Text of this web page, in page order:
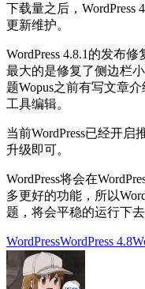
下载量之后，WordPress
更新维护。
WordPress 4.8.1的发布修
最大的是修复了侧边栏
题Wopus之前有写文章介
工具编辑。
当前WordPress已经开启
升级即可。
WordPress将会在
多更好的功能，所以
题，将会平稳的运行下去
WordPressWordPress 4.8